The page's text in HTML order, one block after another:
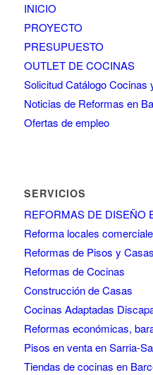
INICIO
PROYECTO
PRESUPUESTO
OUTLET DE COCINAS
Solicitud Catálogo Cocinas
Noticias de Reformas en
Ofertas de empleo
SERVICIOS
REFORMAS DE DISEÑO
Reforma locales
Reformas de Pisos y Casas
Reformas de Cocinas
Construcción de Casas
Cocinas Adaptadas
Reformas económicas,
Pisos en venta en Sarria-
Tiendas de cocinas en